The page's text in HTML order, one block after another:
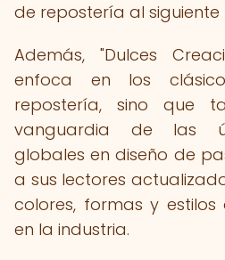
de repostería al siguiente
Además, "Dulces
enfoca en los
repostería, sino que
vanguardia de las
globales en diseño de
a sus lectores
colores, formas y
en la industria.